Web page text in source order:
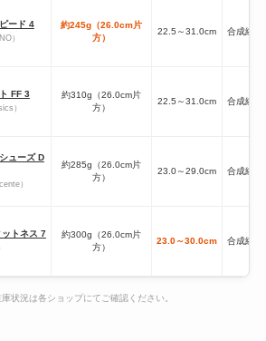
ード 4
）
約245g（26.0cm片
方）
22.5～31.0cm 合成繊維
FF 3
）
約310g（26.0cm片
方）
22.5～31.0cm 合成繊維
ューズ D
）
約285g（26.0cm片
方）
23.0～29.0cm 合成繊維
ットネス 7
約300g（26.0cm片
方）
23.0～30.0cm 合成繊維
状況は各ショップにてご確認ください。